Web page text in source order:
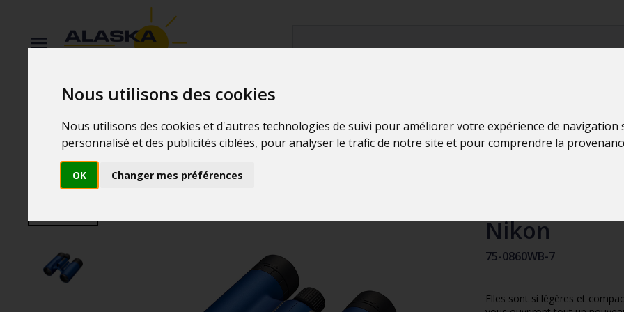
Nous utilisons des cookies
Nous utilisons des cookies et d'autres technologies de suivi pour améliorer votre expérience de
personnalisé et des publicités ciblées, pour analyser le trafic de notre site et pour comprendre la
OK Changer mes préférences
/ Jumelles / Jumelles de théâtre
Nikon
75-0860WB-7
Elles sont si légères et